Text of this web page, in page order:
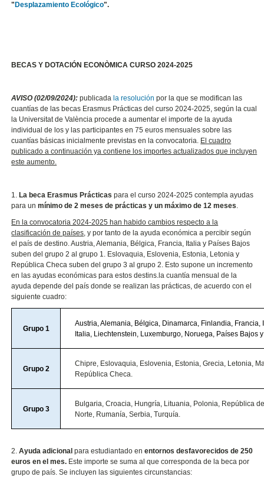
" Desplazamiento Ecológico".
BECAS Y DOTACIÓN ECONÒMICA CURSO 2024-2025
AVISO (02/09/2024):publicadala resolución por la que se modifican las
cuantías de las becas Erasmus Prácticas del curso 2024-2025, según la cual
la Universitat de València procede a aumentar el importe de la ayuda
individual de los y las participantes en 75 euros mensuales sobre las
cuantías básicas inicialmente previstas en la convocatoria. El cuadro
publicado a continuación ya contiene los importes actualizados que incluyen
este aumento.
1. La beca Erasmus Prácticas para el curso 2024-2025 contempla ayudas
para unmínimo de 2 meses de prácticas y un máximo de 12 meses
En la convocatoria 2024-2025 han habido cambios respecto a la
clasificación de países , y por tanto de la ayuda económica a percibir según
el país de destino. Austria, Alemania, Bélgica, Francia, Italia y Países Bajos
suben del grupo 2 al grupo 1. Eslovaquia, Eslovenia, Estonia, Letonia y
República Checa suben del grupo 3 al grupo 2. Esto supone un incremento
en las ayudas económicas para estos destins.la cuantía mensual de la
ayuda depende del país donde se realizan las prácticas, de acuerdo con el
siguiente cuadro:
Grupo 1
Austria, Alemania, Bélgica, Dinamarca, Finlandia, Francia,
Italia, Liechtenstein, Luxemburgo, Noruega, Países Bajos
Grupo 2
Chipre, Eslovaquia, Eslovenia, Estonia, Grecia, Letonia,
República Checa.
Grupo 3
Bulgaria, Croacia, Hungría, Lituania, Polonia, República
Norte, Rumanía, Serbia, Turquía.
2. Ayuda adicionalpara estudiantado enentornos desfavorecidos de 250
euros en el mes. Este importe se suma al que corresponda de la beca por
grupo de país. Se incluyen las siguientes circunstancias: